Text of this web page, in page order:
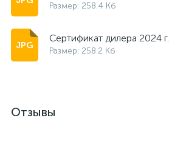
Размер: 258.4 Кб
Сертификат дилера 2024 г.
Размер: 258.2 Кб
Отзывы